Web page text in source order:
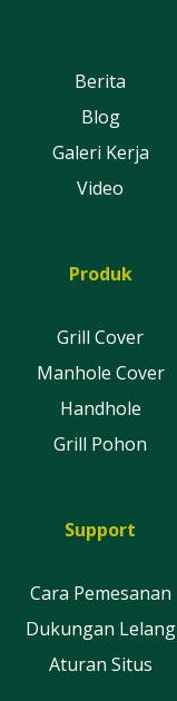
Berita
Blog
Galeri Kerja
Video
Produk
Grill Cover
Manhole Cover
Handhole
Grill Pohon
Support
Cara Pemesanan
Dukungan Lelang
Aturan Situs